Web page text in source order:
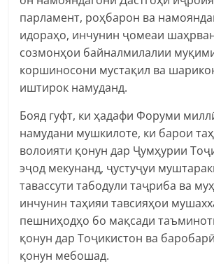
парламент, роҳбарон ва
идораҳо, инчунин ҷомеаи
созмонҳои байналмилалии
коршиносони мустақил ва
иштирок намуданд.
Бояд гуфт, ки ҳадафи Форуми
намудани мушкилоте, ки барои
волоияти қонун дар Ҷумҳурии
эҷод мекунанд, ҷустуҷуи
тавассути табодули таҷриба ва
инчунин таҳияи тавсияҳои
пешниҳодҳо бо мақсади
қонун дар Тоҷикистон ва
қонун мебошад.